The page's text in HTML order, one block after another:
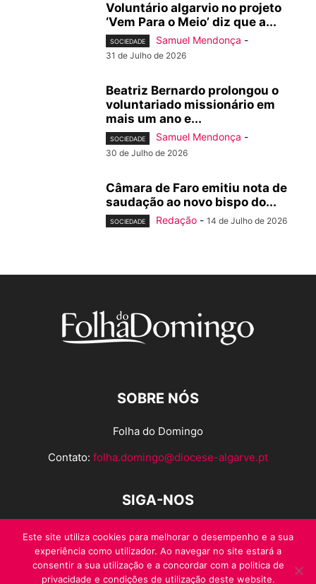
Voluntário algarvio no projeto
‘Vem Para o Meio’ diz que a...
SOCIEDADE Samuel Mendonça -
31 de Julho de 2026
Beatriz Bernardo prolongou o
voluntariado missionário em
mais um ano e...
SOCIEDADE Samuel Mendonça -
30 de Julho de 2026
Câmara de Faro emitiu nota de
saudação ao novo bispo do...
SOCIEDADE Redação - 14 de Julho de 2026
SOBRE NÓS
Folha do Domingo
Contato: folha.domingo@diocese-algarve.pt
SIGA-NOS
Este site utiliza cookies para melhorar o desempenho e a sua
experiência como utilizador. Ao navegar no site estará a
consentir a sua utilização e a concordar com a politica de
privacidade e condições de utilização deste website.